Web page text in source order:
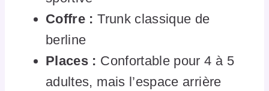
Coffre : Trunk classique de
berline
Places : Confortable pour 4 à 5
adultes, mais l’espace arrière